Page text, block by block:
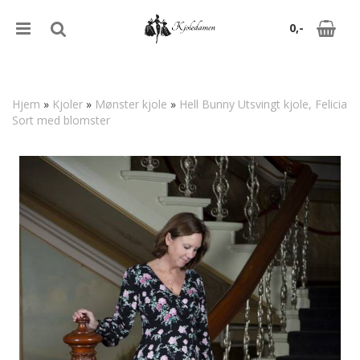
0,-
Hjem » Kjoler » Mønster kjole » Hell Bunny Utsvingt kjole, Felicia
Sort med blomster
Trykk ENTER for å søke